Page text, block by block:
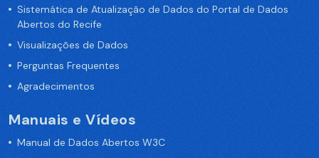
Sistemática de Atualização de Dados do Portal de Dados
Abertos do Recife
Visualizações de Dados
Perguntas Frequentes
Agradecimentos
Manuais e Vídeos
Manual de Dados Abertos W3C